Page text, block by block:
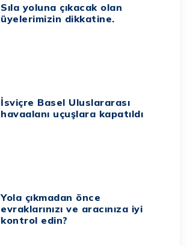
Sıla yoluna çıkacak olan
üyelerimizin dikkatine.
İsviçre Basel Uluslararası
havaalanı uçuşlara kapatıldı
Yola çıkmadan önce
evraklarınızı ve aracınıza iyi
kontrol edin?